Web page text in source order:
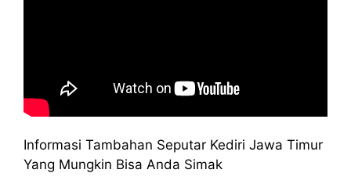
Informasi Tambahan Seputar Kediri Jawa Timur
Yang Mungkin Bisa Anda Simak